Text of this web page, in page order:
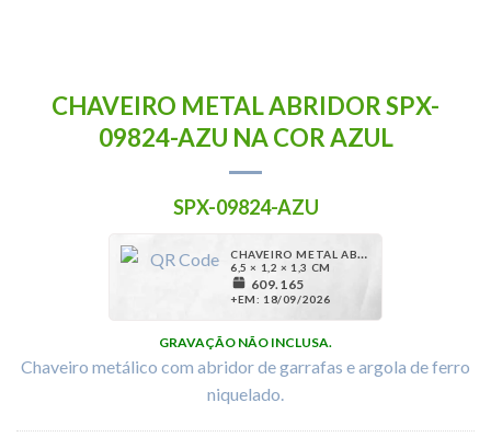
CHAVEIRO METAL ABRIDOR SPX-
09824-AZU NA COR AZUL
SPX-09824-AZU
CHAVEIRO METAL ABRIDOR
6,5 × 1,2 × 1,3 CM
609.165
+EM: 18/09/2026
07/08 09:02 AM
GRAVAÇÃO NÃO INCLUSA.
Chaveiro metálico com abridor de garrafas e argola de ferro
niquelado.